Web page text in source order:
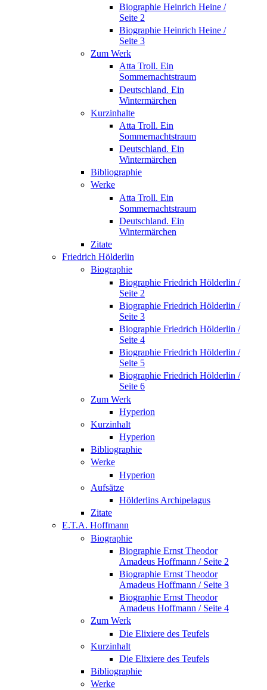
Biographie Heinrich Heine /
Seite 2
Biographie Heinrich Heine /
Seite 3
Zum Werk
Atta Troll. Ein
Sommernachtstraum
Deutschland. Ein
Wintermärchen
Kurzinhalte
Atta Troll. Ein
Sommernachtstraum
Deutschland. Ein
Wintermärchen
Bibliographie
Werke
Atta Troll. Ein
Sommernachtstraum
Deutschland. Ein
Wintermärchen
Zitate
Friedrich Hölderlin
Biographie
Biographie Friedrich Hölderlin /
Seite 2
Biographie Friedrich Hölderlin /
Seite 3
Biographie Friedrich Hölderlin /
Seite 4
Biographie Friedrich Hölderlin /
Seite 5
Biographie Friedrich Hölderlin /
Seite 6
Zum Werk
Hyperion
Kurzinhalt
Hyperion
Bibliographie
Werke
Hyperion
Aufsätze
Hölderlins Archipelagus
Zitate
E.T.A. Hoffmann
Biographie
Biographie Ernst Theodor
Amadeus Hoffmann / Seite 2
Biographie Ernst Theodor
Amadeus Hoffmann / Seite 3
Biographie Ernst Theodor
Amadeus Hoffmann / Seite 4
Zum Werk
Die Elixiere des Teufels
Kurzinhalt
Die Elixiere des Teufels
Bibliographie
Werke